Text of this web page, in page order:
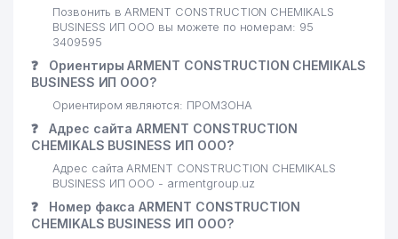
Позвонить в ARMENT CONSTRUCTION CHEMIKALS
BUSINESS ИП ООО вы можете по номерам: 95
3409595
❓
Ориентиры ARMENT CONSTRUCTION CHEMIKALS
BUSINESS ИП ООО?
Ориентиром являются: ПРОМЗОНА
❓
Адрес сайта ARMENT CONSTRUCTION
CHEMIKALS BUSINESS ИП ООО?
Адрес сайта ARMENT CONSTRUCTION CHEMIKALS
BUSINESS ИП ООО - armentgroup.uz
❓
Номер факса ARMENT CONSTRUCTION
CHEMIKALS BUSINESS ИП ООО?